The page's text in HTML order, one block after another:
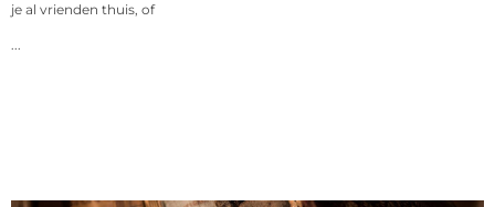
je al vrienden thuis, of
...